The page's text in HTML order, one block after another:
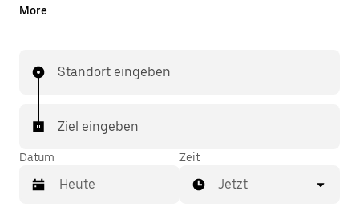
lizenzierte Taxifahrer*innen zugewiesen werden. In
Preise, die du von UberX kennst, während du mit
In einigen Städten der Schweiz kannst du in der
Uber App gezielt ein Taxi bestellen, wenn du sicher
sein möchtest, dass dir ein Taxi für deine Fahrt
zugewiesen wird.
More
Standort eingeben
Ziel eingeben
Datum Zeit
Jetzt